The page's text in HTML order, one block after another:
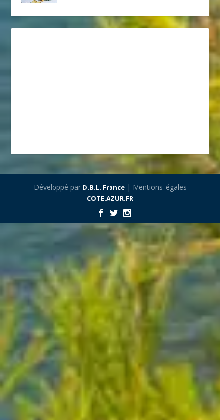
Développé par D.B.L. France| Mentions légales
COTE.AZUR.FR